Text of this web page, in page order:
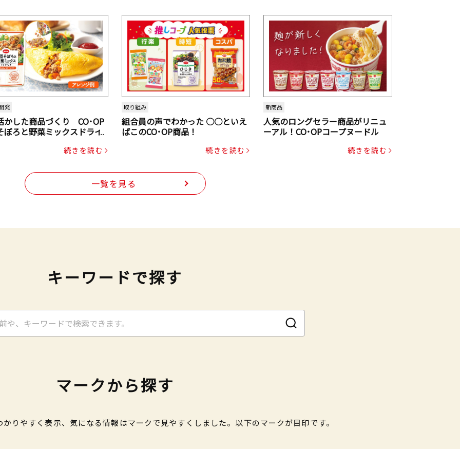
発
かした商品づくり CO･OP
ぼろと野菜ミックスドライ
続きを読む
取り組み
組合員の声でわかった ○○といえ
ばこのCO･OP商品！
続きを読む
新商品
人気のロングセラー商品がリニュ
ーアル！CO･OPコープヌードル
続きを読む
一覧を見る
キーワードで探す
マークから探す
りやすく表示、気になる情報はマークで見やすくしました。以下のマークが目印です。